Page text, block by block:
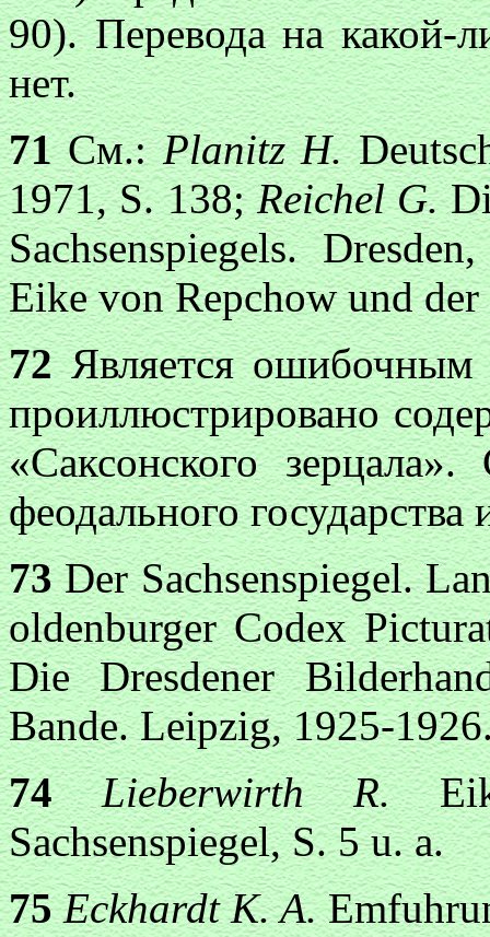
90). Перевода на какой-
нет.
71См.:Planitz H.
1971, S. 138;Reichel G.
Sachsenspiegels.
Eike von Repchow und
72Является ошибочным
проиллюстрировано
«Саксонского
феодального
73Der Sachsenspiegel.
oldenburger Codex
Die Dresdener
Bande. Leipzig, 1925-
74
Lieberwirth R.
Sachsenspiegel, S. 5 u. a.
75 Eckhardt K. A.